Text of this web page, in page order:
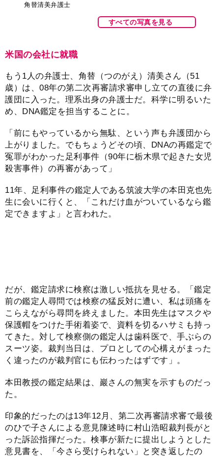
角替清美弁護士
すべての写真を見る
米国の会社に就職
もう1人の弁護士、角替（つのがえ）清美さん（51
歳）は、08年の第二次再審請求審申し立ての直後に弁
護団に入った。理系出身の弁護士だ。科学に明るいた
め、DNA鑑定を担当することに。
「前にもやっているから無駄、という声も弁護団から
上がりました。でもちょうどその頃、DNAの再鑑定で
冤罪がわかった足利事件（90年に栃木県で起きた女児
殺害事件）の再審があって」
11年、足利事件の鑑定人である筑波大学の本田克也先
生に会いに行くと、「これだけ血がついているなら鑑
定できますよ」と言われた。
だが、鑑定請求に検察は激しい抵抗を見せる。「鑑定
前の鑑定人尋問では検察の猛反対に遭い、私は頭痛を
こらえながら尋問を終えました。本田先生はマスクや
保護帽をつけた手術着姿で、資料を切るハサミも持っ
てきた。対して検察側の鑑定人は歯科医で、手ぶらの
スーツ姿。裁判当日は、プロとしての心構えがまった
く違ったのが裁判官にも伝わったはずです」。
本田教授の鑑定結果は、巖さんの無実を示すものだっ
た。
印象的だったのは13年12月、第二次再審請求審で最後
のひで子さんによる意見陳述時に村山浩昭裁判長がと
った訴訟指揮だった。検事が新たに提出しようとした
意見書を、「今さら受けられない」と突き返したの